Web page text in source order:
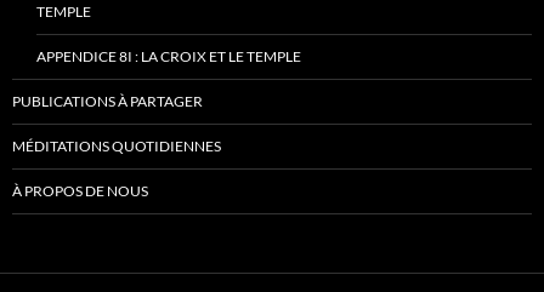
TEMPLE
APPENDICE 8I : LA CROIX ET LE TEMPLE
PUBLICATIONS À PARTAGER
MÉDITATIONS QUOTIDIENNES
À PROPOS DE NOUS